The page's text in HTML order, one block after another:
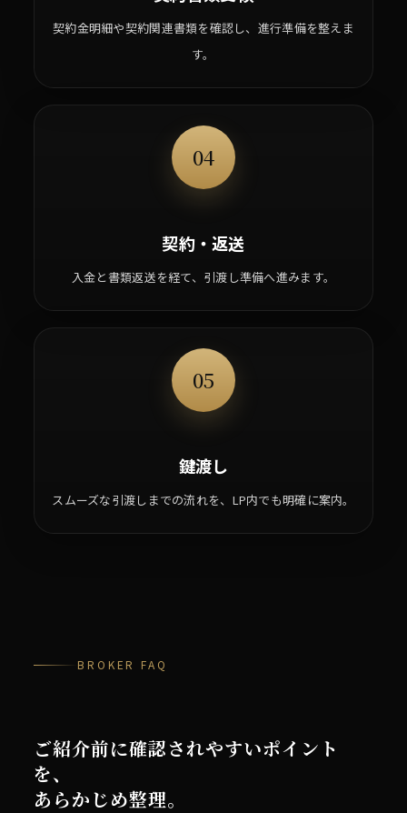
契約金明細や契約関連書類を確認し、進行準備を整えま
す。
04
契約・返送
入金と書類返送を経て、引渡し準備へ進みます。
05
鍵渡し
スムーズな引渡しまでの流れを、LP内でも明確に案内。
BROKER FAQ
ご紹介前に確認されやすいポイント
を、
あらかじめ整理。